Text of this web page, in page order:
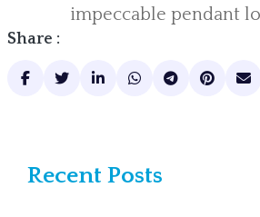
impeccable pendant
Share :
Recent Posts